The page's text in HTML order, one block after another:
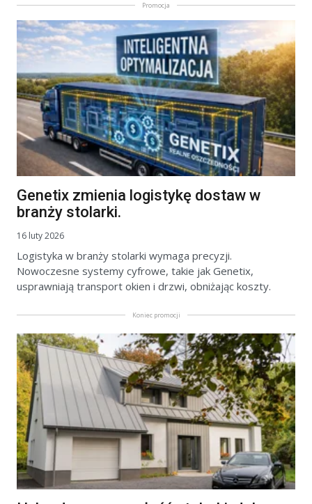
Promocja
Genetix zmienia logistykę dostaw w
branży stolarki.
16 luty 2026
Logistyka w branży stolarki wymaga precyzji.
Nowoczesne systemy cyfrowe, takie jak Genetix,
usprawniają transport okien i drzwi, obniżając koszty.
Koniec promocji